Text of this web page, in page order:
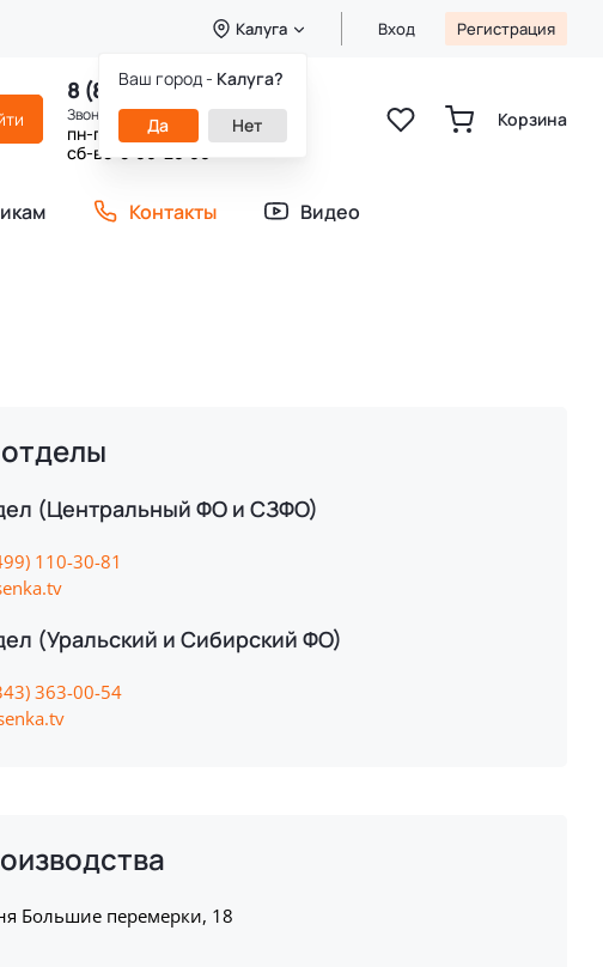
Калуга
Ваш город - Калуга?
Да Нет
Вход Регистрация
8 (800) 333-49-25
Звонок бесплатный
пн-пт 8:00-20:00
сб-вс 9:00-20:00
Корзина
Контакты Видео
(Центральный ФО и СЗФО)
110-30-81
(Уральский и Сибирский ФО)
363-00-54
Большие перемерки, 18